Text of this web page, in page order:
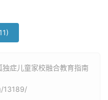
)
症儿童家校融合教育指南
13189/